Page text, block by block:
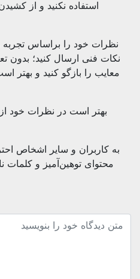
استفاده نکنید و از
نظرات خود را براساس
نکات فنی ارسال کنید؛
معایب را بازگو کنید و بهتر
بهتر است در نظرات خود
به کاربران و سایر اشخاص
محتوای توهین‌آمیز و